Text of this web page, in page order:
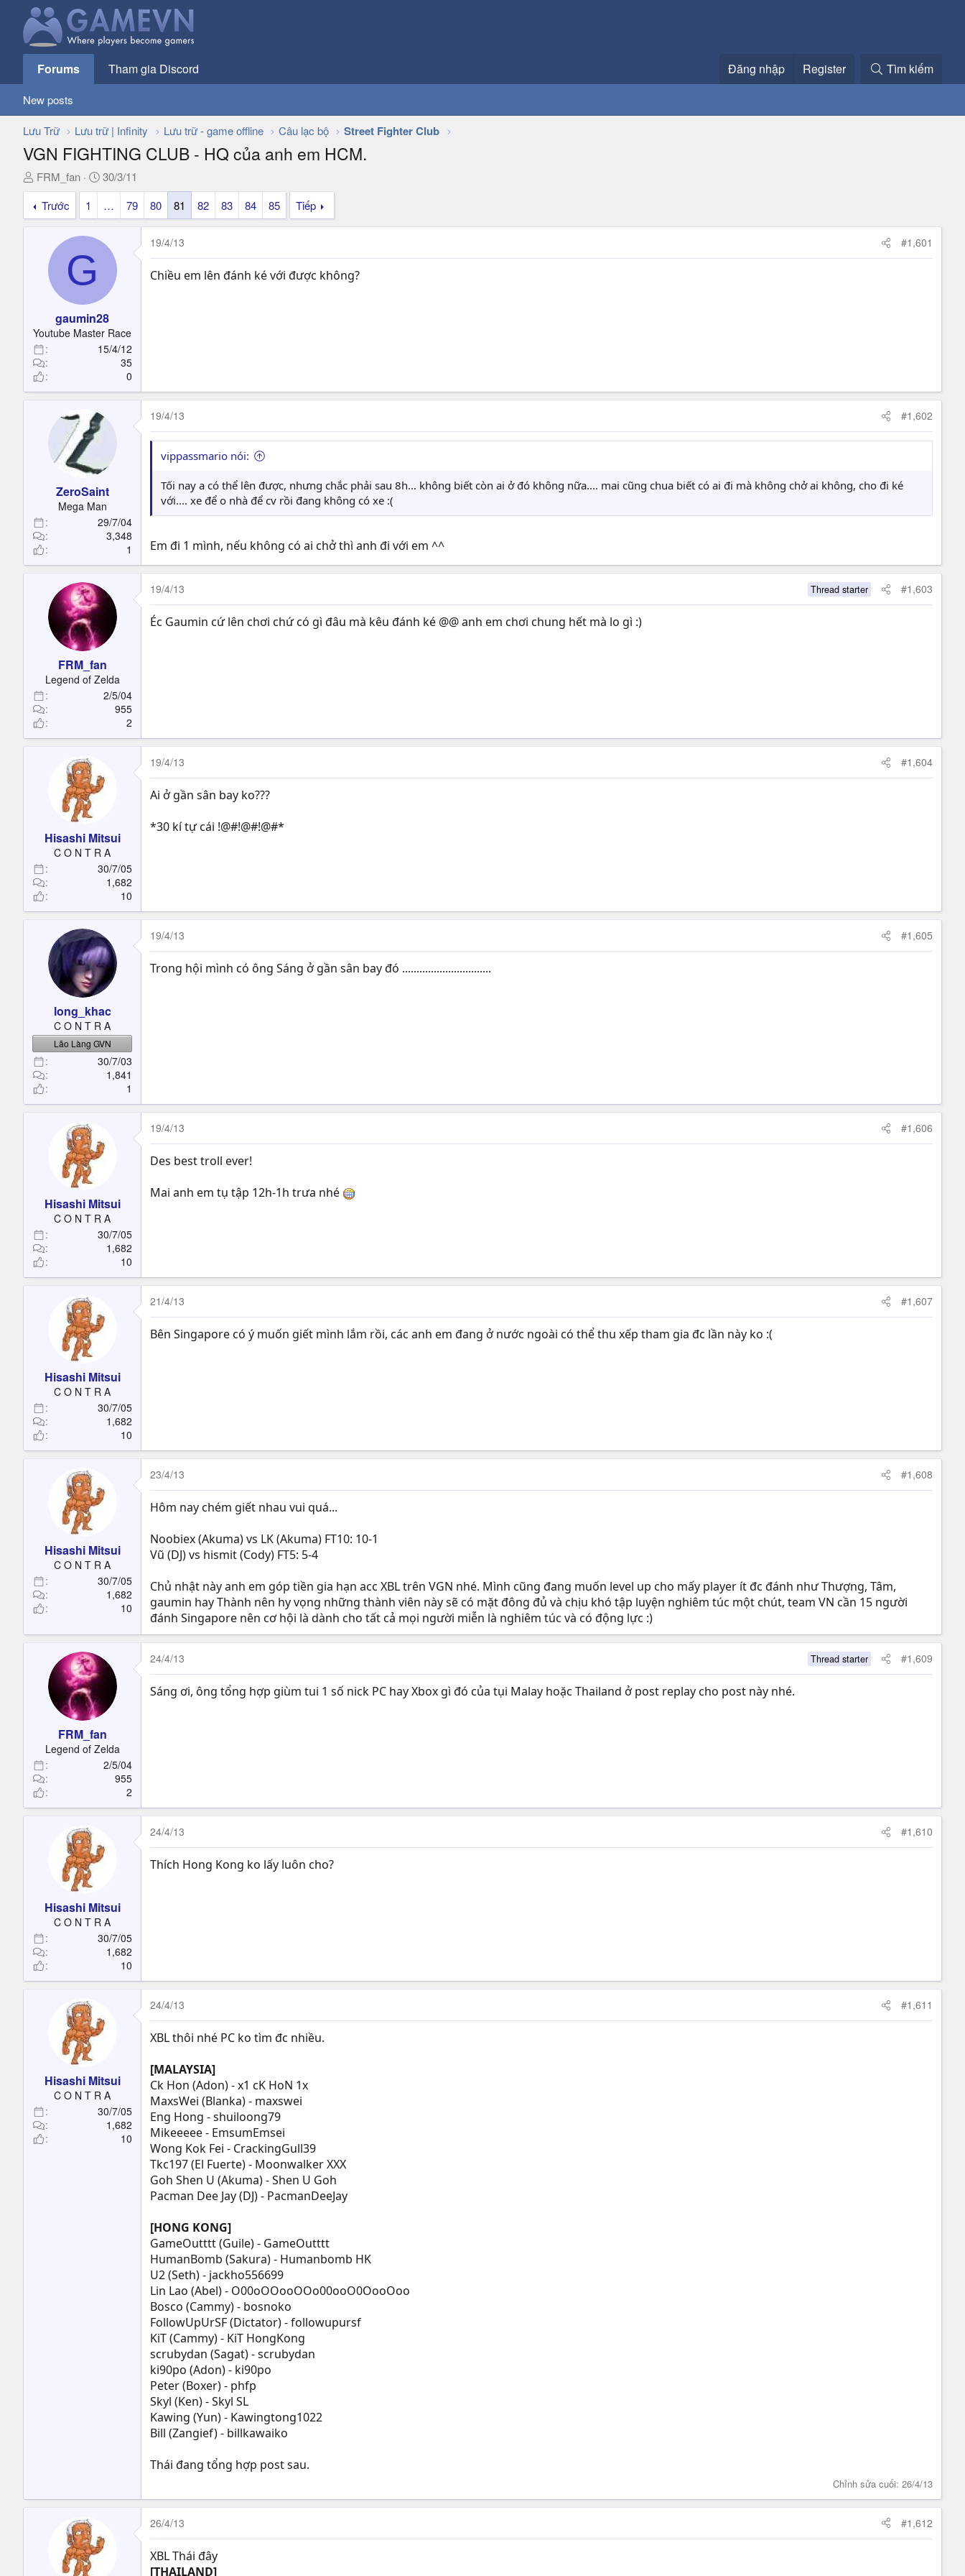
Forums Tham gia Discord Đăng nhập Register Tìm kiếm
New posts
Lưu Trữ Lưu trữ | Infinity Lưu trữ - game offline Câu lạc bộ Street Fighter Club
VGN FIGHTING CLUB - HQ của anh em HCM.
T
h
e
t
e
r
FRM_fan
N
g
à
y
ử
30/3/11
Trước
1 … 79 80 81 82 83 84 85 Tiếp
G
gaumin28
Youtube Master Race
15/4/12
35
0
19/4/13 #1,601
Chiều em lên đánh ké với được không?
ZeroSaint
Mega Man
29/7/04
3,348
1
19/4/13 #1,602
vippassmario nói:
Tối nay a có thể lên được, nhưng chắc phải sau 8h... không biết còn ai ở đó không nữa.... mai cũng chua biết có ai đi mà không chở ai không, cho đi ké
với.... xe để o nhà để cv rồi đang không có xe :(
Em đi 1 mình, nếu không có ai chở thì anh đi với em ^^
FRM_fan
Legend of Zelda
2/5/04
955
2
19/4/13 Thread starter #1,603
Éc Gaumin cứ lên chơi chứ có gì đâu mà kêu đánh ké @@ anh em chơi chung hết mà lo gì :)
Hisashi Mitsui
C O N T R A
30/7/05
1,682
10
19/4/13 #1,604
Ai ở gần sân bay ko???
*30 kí tự cái !@#!@#!@#*
long_khac
C O N T R A
Lão Làng GVN
30/7/03
1,841
1
19/4/13 #1,605
Trong hội mình có ông Sáng ở gần sân bay đó ...............................
Hisashi Mitsui
C O N T R A
30/7/05
1,682
10
19/4/13 #1,606
Des best troll ever!
Mai anh em tụ tập 12h-1h trưa nhé
Hisashi Mitsui
C O N T R A
30/7/05
1,682
10
21/4/13 #1,607
Bên Singapore có ý muốn giết mình lắm rồi, các anh em đang ở nước ngoài có thể thu xếp tham gia đc lần này ko :(
Hisashi Mitsui
C O N T R A
30/7/05
1,682
10
23/4/13 #1,608
Hôm nay chém giết nhau vui quá...
Noobiex (Akuma) vs LK (Akuma) FT10: 10-1
Vũ (DJ) vs hismit (Cody) FT5: 5-4
Chủ nhật này anh em góp tiền gia hạn acc XBL trên VGN nhé. Mình cũng đang muốn level up cho mấy player ít đc đánh như Thượng, Tâm,
gaumin hay Thành nên hy vọng những thành viên này sẽ có mặt đông đủ và chịu khó tập luyện nghiêm túc một chút, team VN cần 15 người
đánh Singapore nên cơ hội là dành cho tất cả mọi người miễn là nghiêm túc và có động lực :)
FRM_fan
Legend of Zelda
2/5/04
955
2
24/4/13 Thread starter #1,609
Sáng ơi, ông tổng hợp giùm tui 1 số nick PC hay Xbox gì đó của tụi Malay hoặc Thailand ở post replay cho post này nhé.
Hisashi Mitsui
C O N T R A
30/7/05
1,682
10
24/4/13 #1,610
Thích Hong Kong ko lấy luôn cho?
Hisashi Mitsui
C O N T R A
30/7/05
1,682
10
24/4/13 #1,611
XBL thôi nhé PC ko tìm đc nhiều.
[MALAYSIA]
Ck Hon (Adon) - x1 cK HoN 1x
MaxsWei (Blanka) - maxswei
Eng Hong - shuiloong79
Mikeeeee - EmsumEmsei
Wong Kok Fei - CrackingGull39
Tkc197 (El Fuerte) - Moonwalker XXX
Goh Shen U (Akuma) - Shen U Goh
Pacman Dee Jay (DJ) - PacmanDeeJay
[HONG KONG]
GameOutttt (Guile) - GameOutttt
HumanBomb (Sakura) - Humanbomb HK
U2 (Seth) - jackho556699
Lin Lao (Abel) - O00oOOooOOo00ooO0OooOoo
Bosco (Cammy) - bosnoko
FollowUpUrSF (Dictator) - followupursf
KiT (Cammy) - KiT HongKong
scrubydan (Sagat) - scrubydan
ki90po (Adon) - ki90po
Peter (Boxer) - phfp
Skyl (Ken) - Skyl SL
Kawing (Yun) - Kawingtong1022
Bill (Zangief) - billkawaiko
Thái đang tổng hợp post sau.
Chỉnh sửa cuối: 26/4/13
26/4/13 #1,612
XBL Thái đây
[THAILAND]